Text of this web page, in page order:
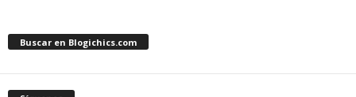
Buscar en Blogichics.com